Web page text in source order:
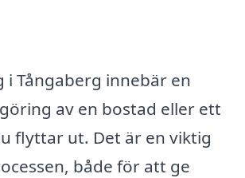
i Tångaberg innebär en
av en bostad eller ett
flyttar ut. Det är en viktig
både för att ge